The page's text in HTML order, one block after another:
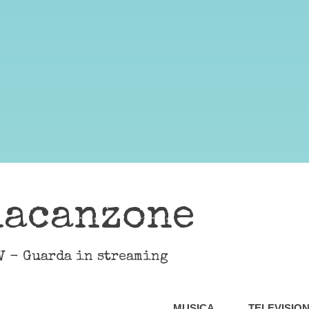
- Guarda in streaming